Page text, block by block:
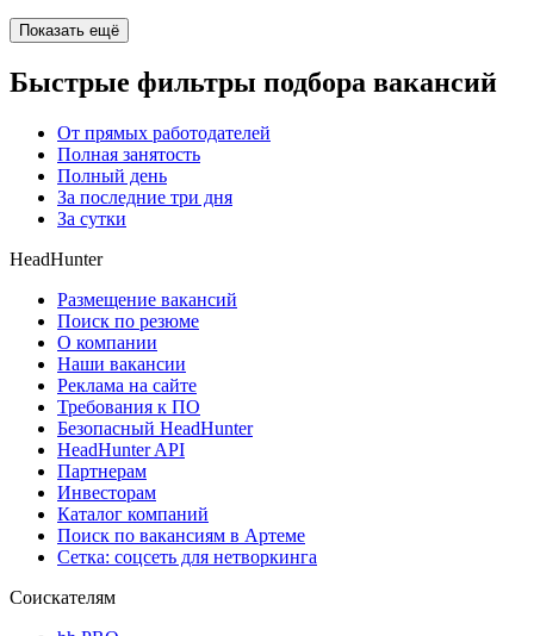
Показать ещё
Быстрые фильтры подбора вакансий
От прямых работодателей
Полная занятость
Полный день
За последние три дня
За сутки
HeadHunter
Размещение вакансий
Поиск по резюме
О компании
Наши вакансии
Реклама на сайте
Требования к ПО
Безопасный HeadHunter
HeadHunter API
Партнерам
Инвесторам
Каталог компаний
Поиск по вакансиям в Артеме
Сетка: соцсеть для нетворкинга
Соискателям